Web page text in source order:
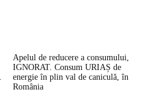
Apelul de reducere a consumului,
IGNORAT. Consum URIAȘ de
energie în plin val de caniculă, în
România